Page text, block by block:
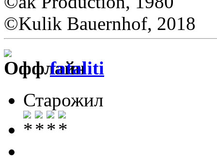
©Kulik Bauernhof, 2018
fataliti
Старожил